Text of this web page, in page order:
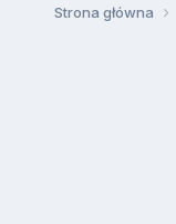
Strona główna